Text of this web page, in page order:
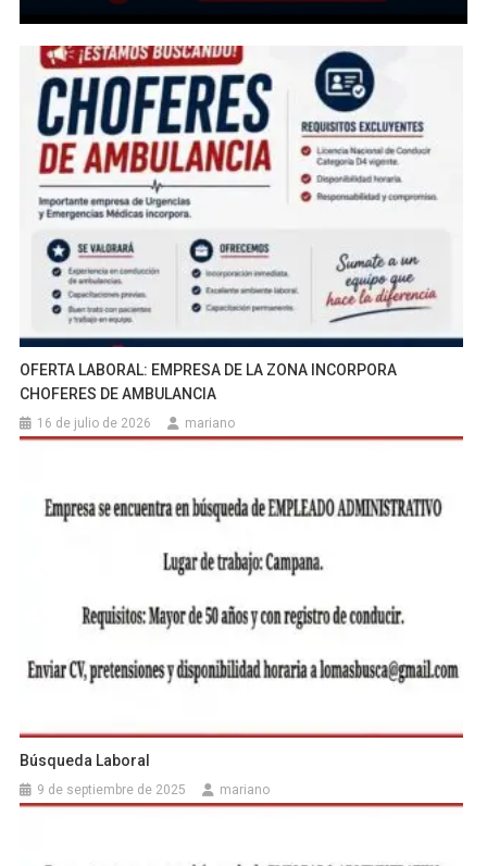
OFERTA LABORAL: EMPRESA DE LA ZONA INCORPORA
CHOFERES DE AMBULANCIA
16 de julio de 2026 mariano
Búsqueda Laboral
9 de septiembre de 2025 mariano